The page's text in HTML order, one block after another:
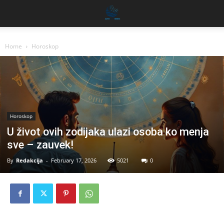
Home Horoskop
Horoskop
U život ovih zodijaka ulazi osoba ko menja
sve – zauvek!
By Redakcija - February 17, 2026 5021 0